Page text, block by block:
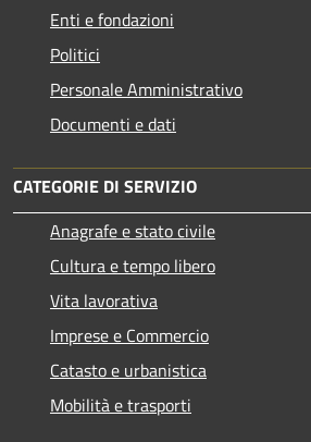
Enti e fondazioni
Politici
Personale Amministrativo
Documenti e dati
CATEGORIE DI SERVIZIO
Anagrafe e stato civile
Cultura e tempo libero
Vita lavorativa
Imprese e Commercio
Catasto e urbanistica
Mobilità e trasporti